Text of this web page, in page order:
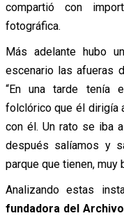
compartió con
fotográfica.
Más adelante hubo
escenario las afueras
“En una tarde tenía
folclórico que él dirigía
con él. Un rato se iba
después salíamos y
parque que tienen, muy
Analizando estas
fundadora del